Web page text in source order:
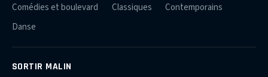
Comédies et boulevard
Classiques
Contemporains
Danse
SORTIR MALIN